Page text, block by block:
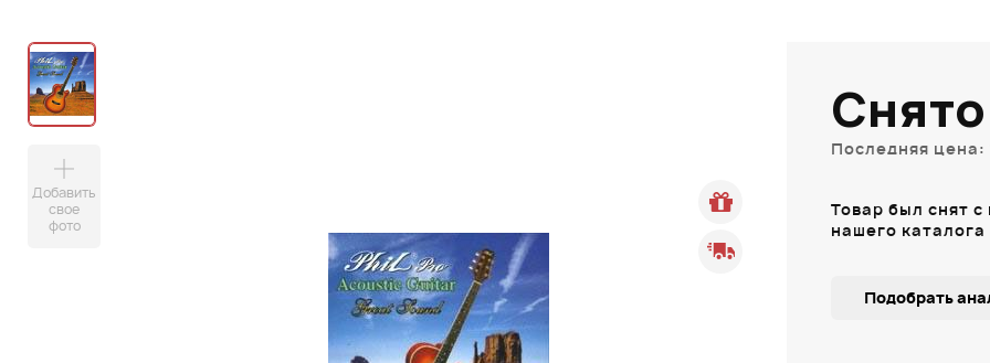
Добавить
свое
фото
Последняя цена:
Товар был снят
нашего каталога
Подобрать